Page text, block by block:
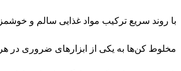
با روند سریع ترکیب مواد غذایی سالم و
مخلوط کن‌ها به یکی از ابزارهای ضروری در هر